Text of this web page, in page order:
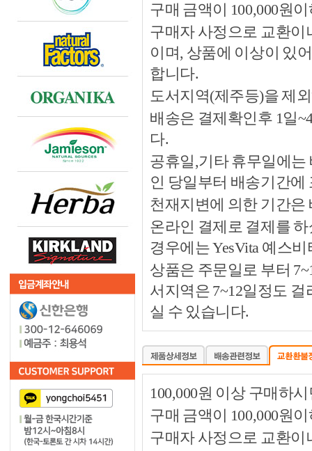
구매 금액이 100,000원
구매자 사정으로 교환이
이며, 상품에 이상이 있
합니다.
도서지역(제주등)을 제
배송은 결제확인후 1일
다.
공휴일,기타 휴무일에
인 당일부터 배송기간에
천재지변에 의한 기간
온라인 결제로 결제를
경우에는 YesVita 예스
상품은 주문일로 부터
서지역은 7~12일정도
실 수 있습니다.
100,000원 이상 구매하
구매 금액이 100,000원
구매자 사정으로 교환이